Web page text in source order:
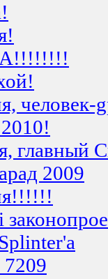
А!!!!!!!!
человек-
главный
2009